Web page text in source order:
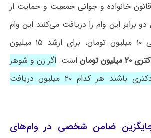
خانواده و جوانی جمعیت و حمایت از
دو برابر این وام را دریافت می‌کنند این وام
برای دوره کارشناسی ۱۰ میلیون تومان، برای ارشد ۱۵ میلیون
تومان است. اگر زن و شوهر
هر دو دانشجوی دکتری باشند هر کدام ۲۰ میلیون دریافت
ضامن شخصی در وام‌های